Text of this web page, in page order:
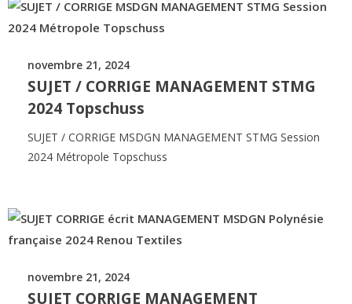
novembre 21, 2024
SUJET / CORRIGE MANAGEMENT STMG
2024 Topschuss
SUJET / CORRIGE MSDGN MANAGEMENT STMG Session
2024 Métropole Topschuss
novembre 21, 2024
SUJET CORRIGE MANAGEMENT